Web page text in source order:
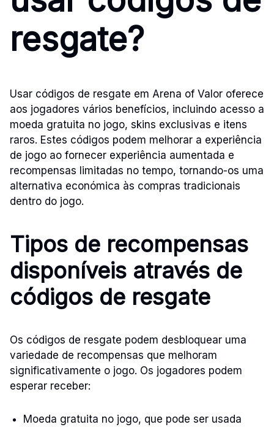
resgate?
Usar códigos de resgate em Arena of Valor oferece
aos jogadores vários benefícios, incluindo acesso a
moeda gratuita no jogo, skins exclusivas e itens
raros. Estes códigos podem melhorar a experiência
de jogo ao fornecer experiência aumentada e
recompensas limitadas no tempo, tornando-os uma
alternativa económica às compras tradicionais
dentro do jogo.
Tipos de recompensas
disponíveis através de
códigos de resgate
Os códigos de resgate podem desbloquear uma
variedade de recompensas que melhoram
significativamente o jogo. Os jogadores podem
esperar receber:
Moeda gratuita no jogo, que pode ser usada